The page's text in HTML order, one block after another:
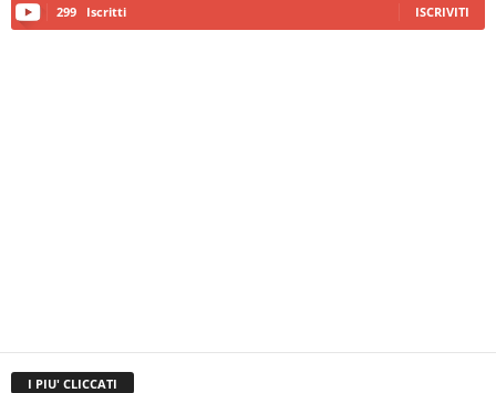
299 Iscritti ISCRIVITI
I PIU' CLICCATI